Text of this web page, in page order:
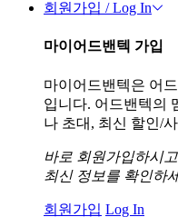
회원가입 / Log In
마이어드밴텍 가입
마이어드밴텍은 어
입니다. 어드밴텍의
나 초대, 최신 할인/
바로 회원가입하시
최신 정보를 확인하
회원가입 Log In